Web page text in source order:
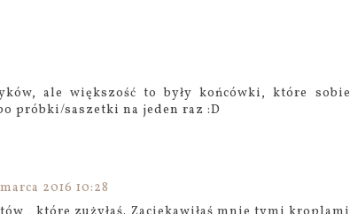
ale większość to były końcówki, które sobie
próbki/saszetki na jeden raz :D
2016 10:28